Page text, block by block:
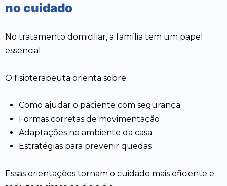
no cuidado
No tratamento domiciliar, a família tem um papel
essencial.
O fisioterapeuta orienta sobre:
Como ajudar o paciente com segurança
Formas corretas de movimentação
Adaptações no ambiente da casa
Estratégias para prevenir quedas
Essas orientações tornam o cuidado mais eficiente e